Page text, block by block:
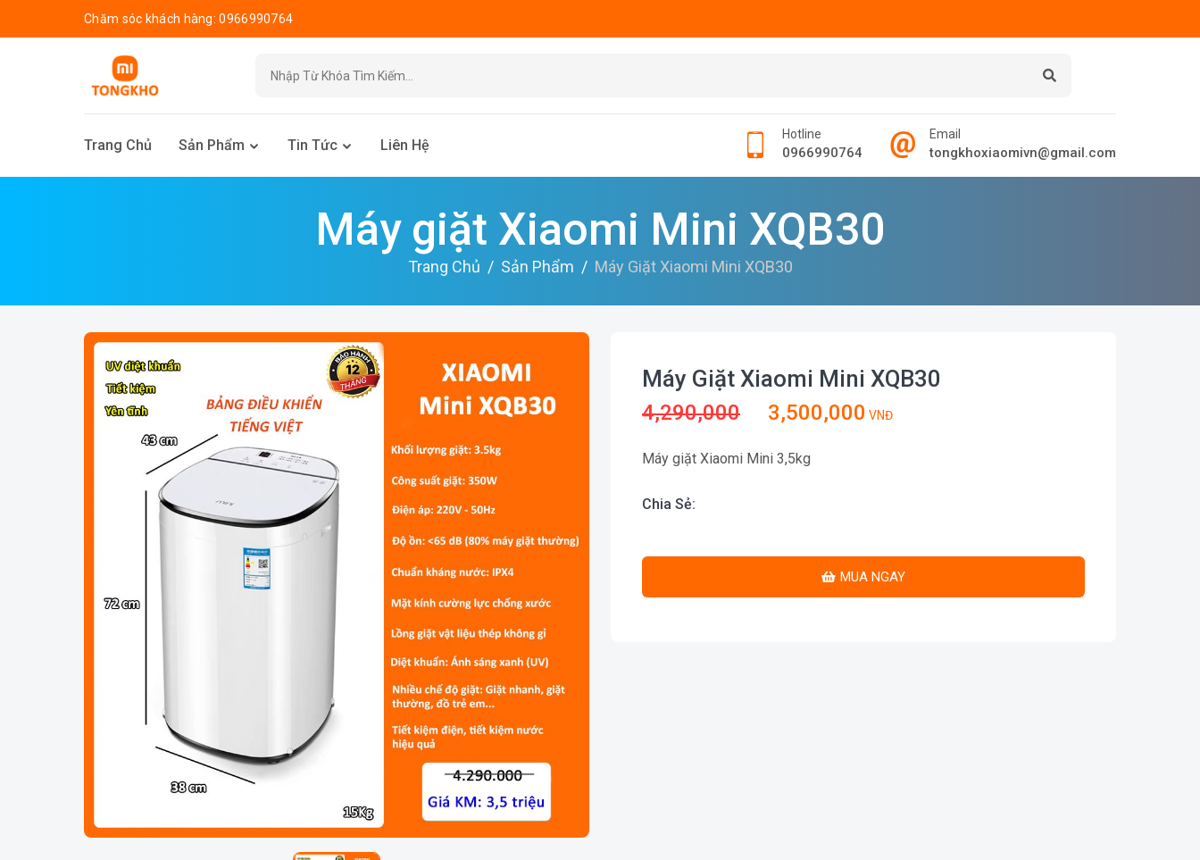
Chăm sóc khách hàng: 0966990764
Trang Chủ Sản Phẩm Tin Tức Liên Hệ
Hotline
0966990764
Email
tongkhoxiaomivn@gmail.com
Máy giặt Xiaomi Mini XQB30
Trang Chủ Sản Phẩm Máy Giặt Xiaomi Mini XQB30
Máy Giặt Xiaomi Mini XQB30
4,290,000 3,500,000 VNĐ
Máy giặt Xiaomi Mini 3,5kg
Chia Sẻ:
MUA NGAY